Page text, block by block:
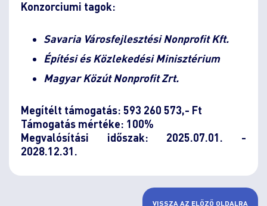
Konzorciumi tagok:
Savaria Városfejlesztési Nonprofit Kft.
Építési és Közlekedési Minisztérium
Magyar Közút Nonprofit Zrt.
Megítélt támogatás: 593 260 573,- Ft
Támogatás mértéke: 100%
Megvalósítási időszak: 2025.07.01. -
2028.12.31.
VISSZA AZ ELŐZŐ OLDALRA